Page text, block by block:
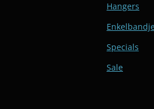
Hangers
Specials
Sale